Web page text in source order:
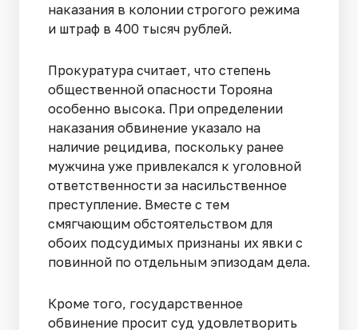
наказания в колонии строгого режима
и штраф в 400 тысяч рублей.
Прокуратура считает, что степень
общественной опасности Торояна
особенно высока. При определении
наказания обвинение указало на
наличие рецидива, поскольку ранее
мужчина уже привлекался к уголовной
ответственности за насильственное
преступление. Вместе с тем
смягчающим обстоятельством для
обоих подсудимых признаны их явки с
повинной по отдельным эпизодам дела.
Кроме того, государственное
обвинение просит суд удовлетворить